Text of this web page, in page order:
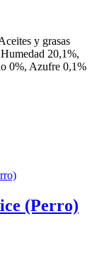
y grasas
20,1%,
0%, Azufre 0,1%
(Perro)